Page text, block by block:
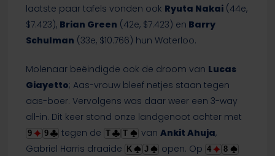
laatste paar tafels vonden ook Ryuta Nakai(44e,
$7.423), Brian Green (42e, $7.423) en Barry
Schulman (33e, $10.766) hun Waterloo.
Molenaar beëindigde ook de droom van Lucas
Giayetto; Aas-vrouw bleef netjes staan tegen
aas-boer. Vervolgens was daar weer een 3-way
all-in. Dit keer stond onze landgenoot achter met
9 9 tegen de T T van Ankit Ahuja,
Gabriel Harris draaide
K J open. Op 4
8